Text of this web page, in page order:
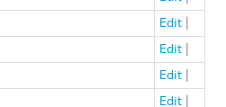
Edit |
Edit |
Edit |
Edit |